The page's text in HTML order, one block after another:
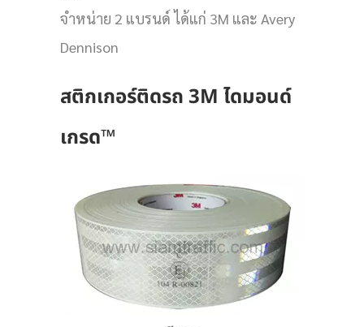
จำหน่าย 2 แบรนด์ ได้แก่ 3M และ Avery
Dennison
สติกเกอร์ติดรถ 3M ไดมอนด์
เกรด™